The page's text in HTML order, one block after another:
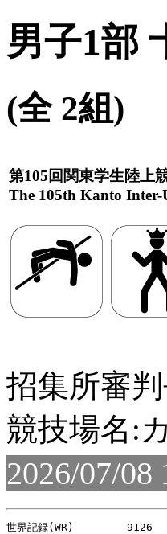
男子1部
(全 2組)
第105回関東学生陸上
The 105th Kanto
招集所審
競技場名:
2026/07/08
世界記録(WR)   　　  9126